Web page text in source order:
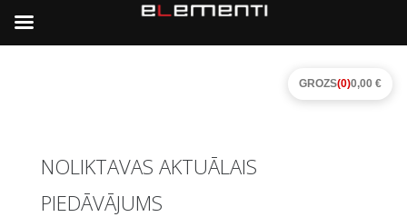
NOLIKTAVAS AKTUĀLAIS
PIEDĀVĀJUMS
GROZS(0)0,00 €